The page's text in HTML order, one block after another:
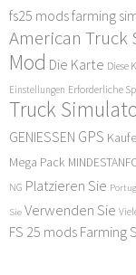
fs25 modsfarming
American Truck
Mod Die Karte Diese
Einstellungen Erforderliche
Truck
GENIESSEN GPS
Mega Pack
NG Platzieren Sie
Sie Verwenden Sie
FS 25 mods Farming